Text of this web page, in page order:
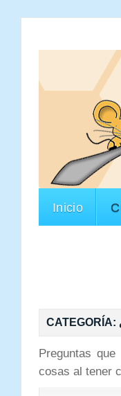
Inicio
CATEGORÍA:
Preguntas
cosas al tener